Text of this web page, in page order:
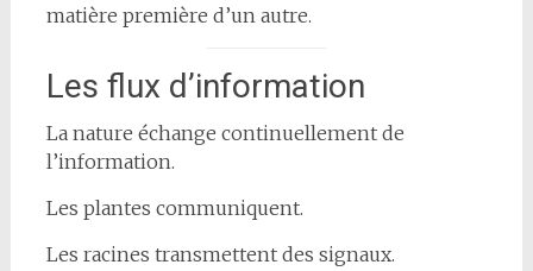
matière première d’un autre.
Les flux d’information
La nature échange continuellement de
l’information.
Les plantes communiquent.
Les racines transmettent des signaux.